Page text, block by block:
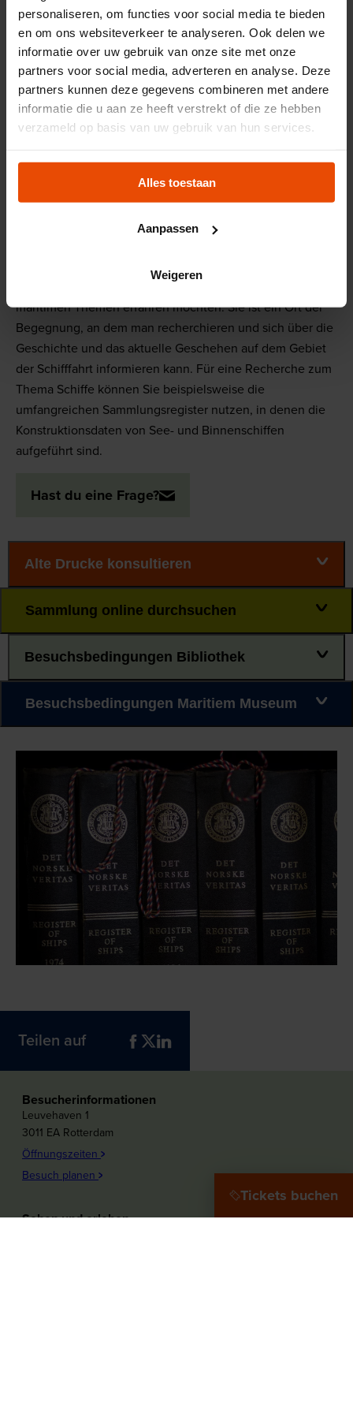
personaliseren, om functies voor social media te bieden
en om ons websiteverkeer te analyseren. Ook delen we
informatie over uw gebruik van onze site met onze
partners voor social media, adverteren en analyse. Deze
partners kunnen deze gegevens combineren met andere
informatie die u aan ze heeft verstrekt of die ze hebben
verzameld op basis van uw gebruik van hun services.
Alles toestaan
Aanpassen
Weigeren
Büchersammlung im Modellraum des
Koninklijke Nederlandsche Yacht-Club. Bis
heute hat sie sich zu einer umfangreichen
wissenschaftlichen und wertvollen Sammlung
entwickelt.
Schiffbau, Häfen und Offshore verfügt die
Museumsbibliothek über einige umfangreiche Buch- und
Drucke des Rotterdamer Sammlers W. A. Engelbrecht.
maritimen Themen erfahren möchten. Sie ist ein Ort der
Begegnung, an dem man recherchieren und sich über die
Geschichte und das aktuelle Geschehen auf dem Gebiet
der Schifffahrt informieren kann. Für eine Recherche zum
Thema Schiffe können Sie beispielsweise die
umfangreichen Sammlungsregister nutzen, in denen die
Konstruktionsdaten von See- und Binnenschiffen
aufgeführt sind.
Hast du eine Frage?
Alte Drucke konsultieren
Sammlung online durchsuchen
Besuchsbedingungen Bibliothek
Besuchsbedingungen Maritiem Museum
Teilen auf
Besucherinformationen
Leuvehaven 1
3011 EA Rotterdam
Öffnungszeiten
Besuch planen
Sehen und erleben
Tickets buchen